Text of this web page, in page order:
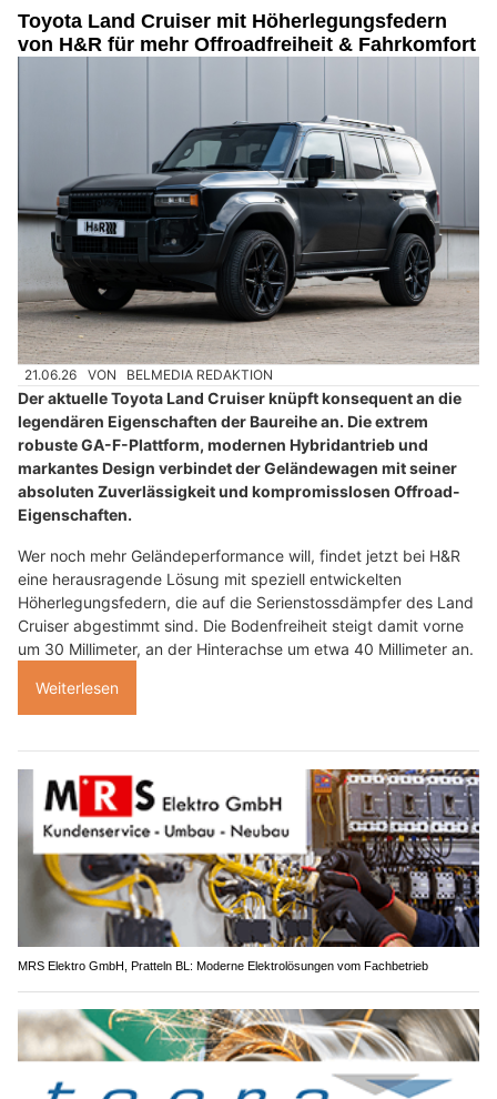
Toyota Land Cruiser mit Höherlegungsfedern
von H&R für mehr Offroadfreiheit & Fahrkomfort
21.06.26 VON BELMEDIA REDAKTION
Der aktuelle Toyota Land Cruiser knüpft konsequent an die
legendären Eigenschaften der Baureihe an. Die extrem
robuste GA-F-Plattform, modernen Hybridantrieb und
markantes Design verbindet der Geländewagen mit seiner
absoluten Zuverlässigkeit und kompromisslosen Offroad-
Eigenschaften.
Wer noch mehr Geländeperformance will, findet jetzt bei H&R
eine herausragende Lösung mit speziell entwickelten
Höherlegungsfedern, die auf die Serienstossdämpfer des Land
Cruiser abgestimmt sind. Die Bodenfreiheit steigt damit vorne
um 30 Millimeter, an der Hinterachse um etwa 40 Millimeter an.
Weiterlesen
MRS Elektro GmbH, Pratteln BL: Moderne Elektrolösungen vom Fachbetrieb